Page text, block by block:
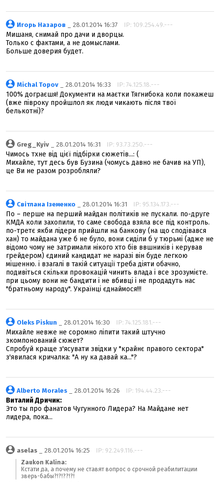
Игорь Назаров _ 28.01.2014 16:37 IP: 109.254.49.---
Мишаня, снимай про дачи и дворцы.
Только с фактами, а не домыслами.
Больше доверия будет.
Michal Topov _ 28.01.2014 16:33 IP: 74.125.18.---
100% дограєшя! Документи на маєтки Тягнибока коли покажеш
(вже півроку пройшлол як люди чикають після твої
белькотні)?
Greg_Kyiv _ 28.01.2014 16:31 IP: 93.73.250.---
Чимось тхне від цієї підбірки сюжетів...: (
Михайле, тут десь був Бузина (чомусь давно не бачив на УП),
це Ви не разом розробляли?
Світлана Іземенко _ 28.01.2014 16:31 IP: 95.134.173.---
По – перше на перший майдан політиків не пускали. по-друге
КМДА коли захопили, то саме свобода взяла все під контроль.
по-третє якби лідери прийшли на банкову (на що сподівався
хан) то майдана уже б не було, вони сиділи б у тюрьмі (адже не
відомо чому не затримали нікого хто бів ввшників і керував
грейдером) єдиний кандидат не наразі він буде легкою
мішенню. і взагалі в такій ситуації треба діяти обачно,
подивіться скільки провокацій чинить влада і все зрозумієте.
при цьому вони не бандити і не вбивці і не продадуть нас
"братньому народу". Українці єднаймося!!!
Oleks Piskun _ 28.01.2014 16:30 IP: 74.125.181.---
Михайле невже не соромно ліпити такий штучно
зкомпонований сюжет?
Спробуй краще з'ясувати звідки у "крайнє правого сектора"
з'явилася кричалка: "А ну ка давай ка..."?
Alberto Morales _ 28.01.2014 16:26 IP: 194.44.23.---
Виталий Дричик:
Это ты про фанатов Чугунного Лидера? На Майдане нет
лидера, пока...
aselas _ 28.01.2014 16:25 IP: 92.249.116.---
Zaukon Kalina:
Кстати да, а почему не ставят вопрос о срочной реабилитации
зверь-бабы?!?!??!?!